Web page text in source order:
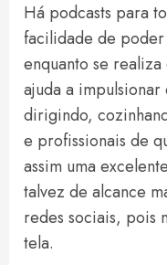
Há podcasts para
facilidade de
enquanto se
ajuda a
dirigindo,
e profissionais de
assim uma
talvez de alcance
redes sociais, pois
tela.